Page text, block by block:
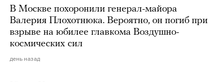
В Москве похоронили генерал-майора
Валерия Плохотнюка. Вероятно, он погиб при
взрыве на юбилее главкома Воздушно-
космических сил
день назад